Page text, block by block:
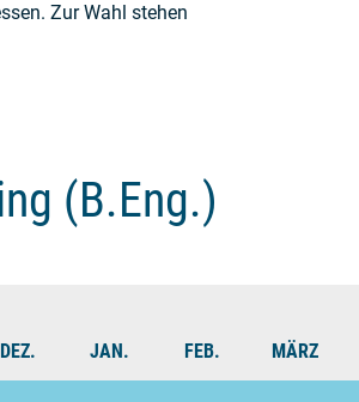
Zur Wahl stehen
(B.Eng.)
DEZ. JAN. FEB. MÄRZ